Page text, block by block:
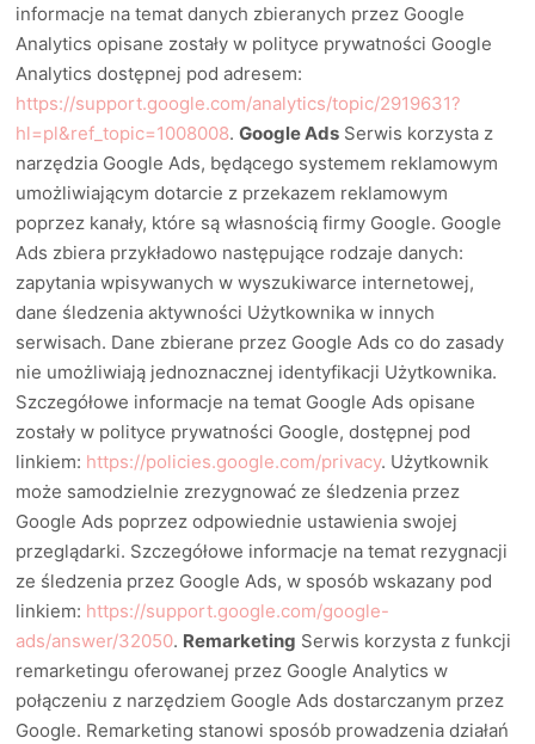
informacje na temat danych zbieranych przez Google
Analytics opisane zostały w polityce prywatności Google
Analytics dostępnej pod adresem:
https://support.google.com/analytics/topic/2919631?
hl=pl&ref_topic=1008008.Google Ads Serwis korzysta z
narzędzia Google Ads, będącego systemem reklamowym
umożliwiającym dotarcie z przekazem reklamowym
poprzez kanały, które są własnością firmy Google. Google
Ads zbiera przykładowo następujące rodzaje danych:
zapytania wpisywanych w wyszukiwarce internetowej,
dane śledzenia aktywności Użytkownika w innych
serwisach. Dane zbierane przez Google Ads co do zasady
nie umożliwiają jednoznacznej identyfikacji Użytkownika.
Szczegółowe informacje na temat Google Ads opisane
zostały w polityce prywatności Google, dostępnej pod
linkiem: https://policies.google.com/privacy. Użytkownik
może samodzielnie zrezygnować ze śledzenia przez
Google Ads poprzez odpowiednie ustawienia swojej
przeglądarki. Szczegółowe informacje na temat rezygnacji
ze śledzenia przez Google Ads, w sposób wskazany pod
linkiem: https://support.google.com/google-
ads/answer/32050. Remarketing Serwis korzysta z funkcji
remarketingu oferowanej przez Google Analytics w
połączeniu z narzędziem Google Ads dostarczanym przez
Google. Remarketing stanowi sposób prowadzenia działań